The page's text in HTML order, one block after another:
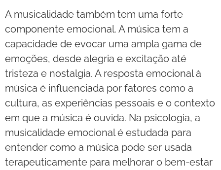
A musicalidade também tem uma forte
componente emocional. A música tem a
capacidade de evocar uma ampla gama de
emoções, desde alegria e excitação até
tristeza e nostalgia. A resposta emocional à
música é influenciada por fatores como a
cultura, as experiências pessoais e o contexto
em que a música é ouvida. Na psicologia, a
musicalidade emocional é estudada para
entender como a música pode ser usada
terapeuticamente para melhorar o bem-estar